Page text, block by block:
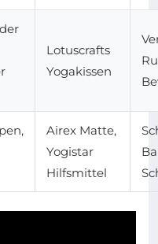
Lotuscrafts
Yogakissen
Airex Matte,
Yogistar
Hilfsmittel